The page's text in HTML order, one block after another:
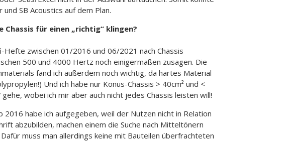
SB Acoustics auf dem Plan.
für einen „richtig“ klingen?
zwischen 01/2016 und 06/2021 nach Chassis
500 und 4000 Hertz noch einigermaßen zusagen. Die
fand ich außerdem noch wichtig, da hartes Material
Und ich habe nur Konus-Chassis > 40cm² und <
wobei ich mir aber auch nicht jedes Chassis leisten will!
habe ich aufgegeben, weil der Nutzen nicht in Relation
abzubilden, machen einem die Suche nach Mitteltönern
muss man allerdings keine mit Bauteilen überfrachteten